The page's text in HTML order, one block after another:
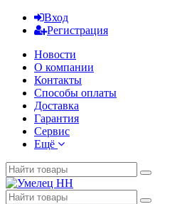
Вход
Регистрация
Новости
О компании
Контакты
Способы оплаты
Доставка
Гарантия
Сервис
Ещё